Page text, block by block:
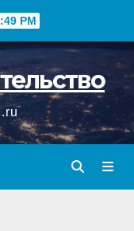
PM